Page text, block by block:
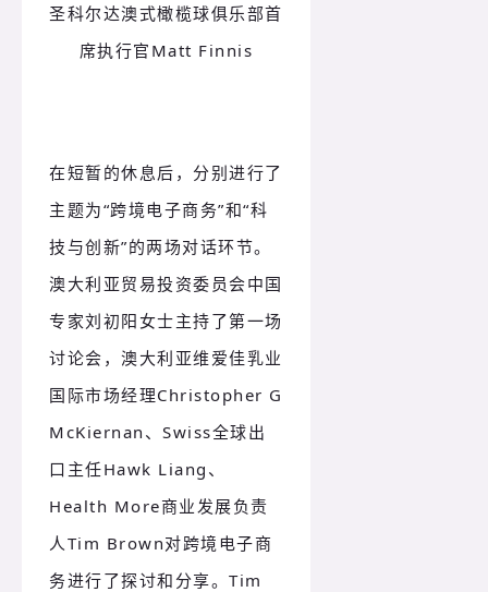
圣科尔达澳式橄榄球俱乐部首
席执行官Matt Finnis
在短暂的休息后，分别进行了
主题为“跨境电子商务”和“科
技与创新”的两场对话环节。
澳大利亚贸易投资委员会中国
专家刘初阳女士主持了第一场
讨论会，澳大利亚维爱佳乳业
国际市场经理Christopher G
McKiernan、Swiss全球出
口主任Hawk Liang、
Health More商业发展负责
人Tim Brown对跨境电子商
务进行了探讨和分享。Tim